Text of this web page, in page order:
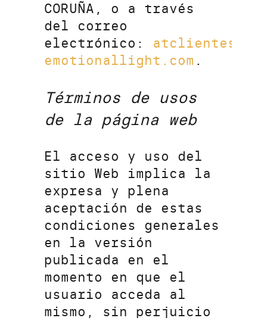
CORUÑA, o a través
del correo
electrónico: atclientes@a-
emotionallight.com .
Términos de usos
de la página web
El acceso y uso del
sitio Web implica la
expresa y plena
aceptación de estas
condiciones generales
en la versión
publicada en el
momento en que el
usuario acceda al
mismo, sin perjuicio